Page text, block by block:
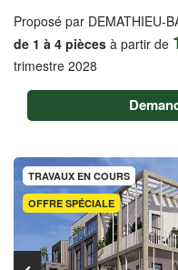
Proposé par DEMATHIEU-
de 1 à 4 pièces à partir de
trimestre 2028
OFFRE SPÉCIALE
TRAVAUX EN COURS